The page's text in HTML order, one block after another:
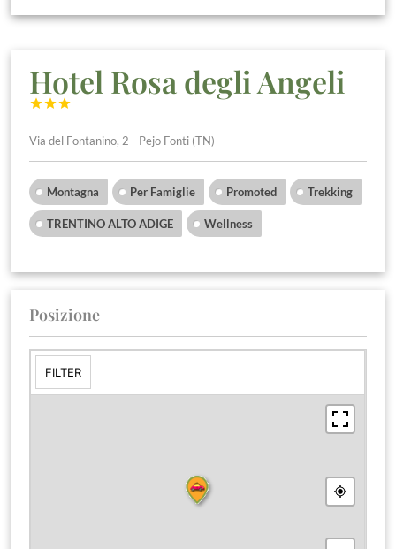
Hotel Rosa degli Angeli



Via del Fontanino, 2 - Pejo Fonti (TN)
Montagna Per Famiglie Promoted Trekking
TRENTINO ALTO ADIGE Wellness
Posizione